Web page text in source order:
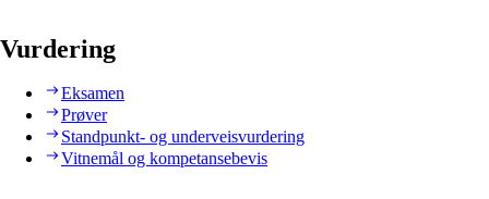
Vurdering
Eksamen
Prøver
Standpunkt- og underveisvurdering
Vitnemål og kompetansebevis